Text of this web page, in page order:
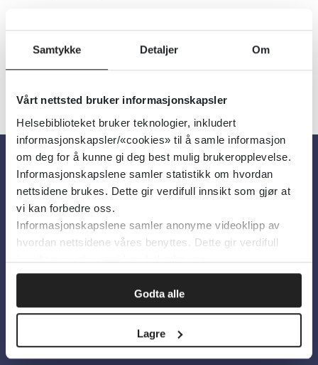
Samtykke Detaljer Om
Vårt nettsted bruker informasjonskapsler
Helsebiblioteket bruker teknologier, inkludert
informasjonskapsler/«cookies» til å samle informasjon
om deg for å kunne gi deg best mulig brukeropplevelse.
Informasjonskapslene samler statistikk om hvordan
nettsidene brukes. Dette gir verdifull innsikt som gjør at
vi kan forbedre oss.
Informasjonskapslene samler anonyme videoklipp av
hvordan nettsidene våres benyttes. Dette gir verdifull
innsikt som gjør at vi kan forbedre oss.
Godta alle
Lagre
Om oss
Om Helsebiblioteket
Tilgjengelighetserklæring
Information in English
Bilder fra Colourbox.com